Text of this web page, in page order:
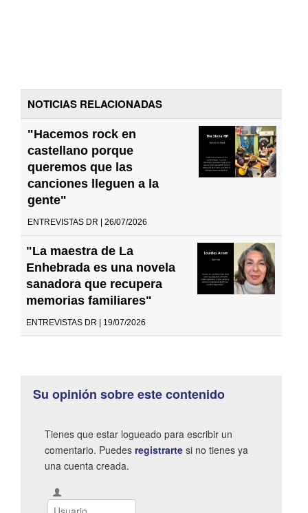
NOTICIAS RELACIONADAS
"Hacemos rock en
castellano porque
queremos que las
canciones lleguen a la
gente"
ENTREVISTAS DR | 26/07/2026
"La maestra de La
Enhebrada es una novela
sanadora que recupera
memorias familiares"
ENTREVISTAS DR | 19/07/2026
Su opinión sobre este contenido
Tienes que estar logueado para escribir un
comentario. Puedes registrarte si no tienes ya
una cuenta creada.